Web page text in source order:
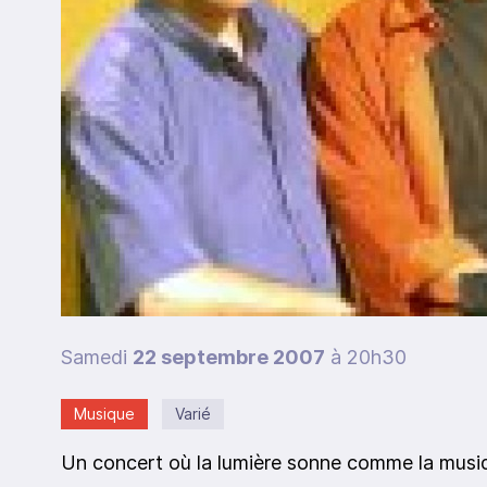
Samedi 22 septembre 2007 à 20h30
Musique Varié
Un concert où la lumière sonne comme la